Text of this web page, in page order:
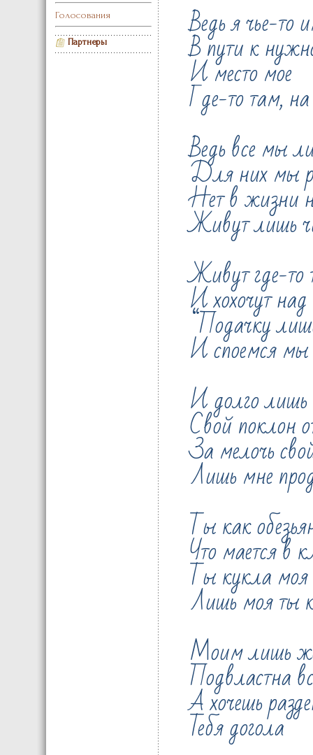
Голосования
Партнеры
Ведь я чье-то
В пути к
И место мое
Где-то там,
Ведь все мы
Для них мы
Нет в жизни
Живут лишь
Живут где-то
И хохочут
“Подачку
И споемся
И долго
Свой поклон
За мелочь
Лишь мне
Ты как
Что мается в
Ты кукла моя
Лишь моя ты
Моим лишь
Подвластна
А хочешь
Тебя догола